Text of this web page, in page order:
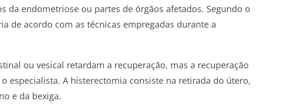
endometriose ou partes de órgãos afetados. Segundo o
de acordo com as técnicas empregadas durante a
ou vesical retardam a recuperação, mas a recuperação
especialista. A histerectomia consiste na retirada do útero,
e da bexiga.